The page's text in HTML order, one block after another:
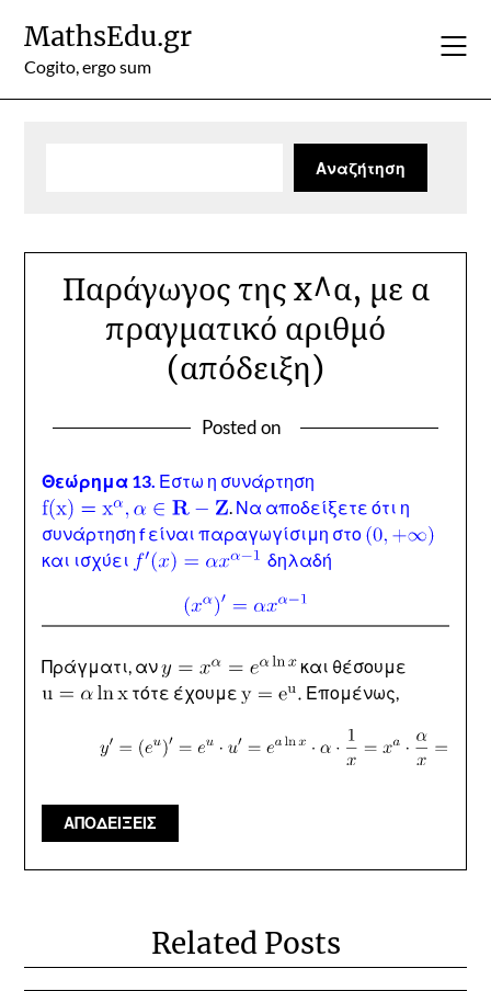
content
MathsEdu.gr
Cogito, ergo sum
Αναζήτηση
Παράγωγος της x^α, με α
πραγματικό αριθμό
(απόδειξη)
Posted on
Θεώρημα 13. Εστω η συνάρτηση
. Να αποδείξετε ότι η
συνάρτηση f είναι παραγωγίσιμη στο
και ισχύει
δηλαδή
Πράγματι, αν
και θέσουμε
τότε έχουμε
Επομένως,
ΑΠΟΔΕΙΞΕΙΣ
Related Posts